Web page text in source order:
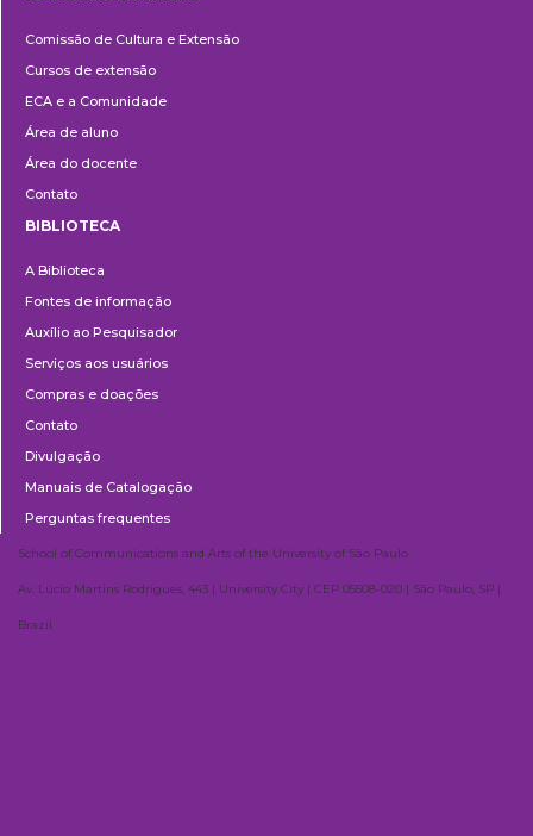
e
Extensão
Comissão de Cultura e Extensão
Cursos de extensão
ECA e a Comunidade
Área de aluno
Área do docente
Contato
BIBLIOTECA
A Biblioteca
Fontes de informação
Auxílio ao Pesquisador
Serviços aos usuários
Compras e doações
Contato
Divulgação
Manuais de Catalogação
Perguntas frequentes
School of Communications and Arts of the University of São Paulo
Av. Lúcio Martins Rodrigues, 443 | University City | CEP 05508-020 | São Paulo, SP |
Brazil